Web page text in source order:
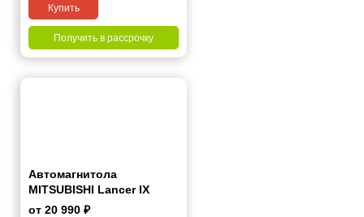
Купить
Получить в рассрочку
Автомагнитола
MITSUBISHI Lancer IX
2000-2010 7"
от 20 990 ₽